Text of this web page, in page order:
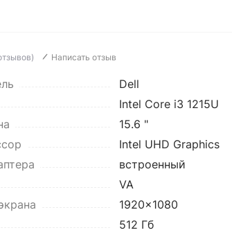
Написать отзыв
Dell
Intel Core i3 1215U
15.6 "
Intel UHD Graphics
встроенный
VA
1920x1080
512 Гб